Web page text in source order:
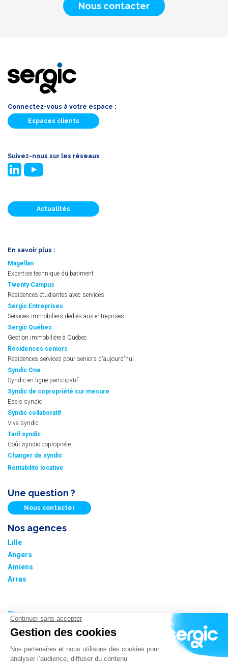
Nous contacter
Connectez-vous à votre espace :
Espaces clients
Suivez-nous sur les réseaux
Actualités
En savoir plus :
Magellan
Expertise technique du batiment
Twenty Campus
Résidences étudiantes avec services
Sergic Entreprises
Services immobiliers dédiés aux entreprises
Sergic Québec
Gestion immobilière à Québec
Résidences seniors
Résidences services pour seniors d'aujourd'hui
Syndic One
Syndic en ligne participatif
Syndic de copropriété sur mesure
Eseis syndic
Syndic collaboratif
Viva syndic
Tarif syndic
Coût syndic copropriété
Changer de syndic
Rentabilité locative
Une question ?
Nous contacter
Nos agences
Lille
Angers
Amiens
Arras
Blog
Nos tarifs
Plan du site